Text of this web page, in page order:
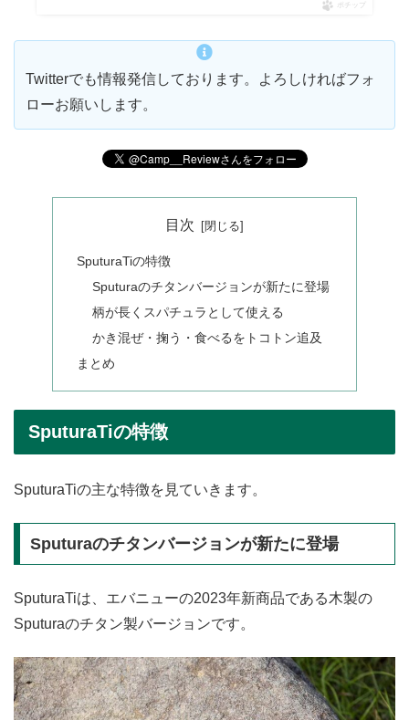
ポチップ
Twitterでも情報発信しております。よろしければフォ
ローお願いします。
目次
SputuraTiの特徴
Sputuraのチタンバージョンが新たに登場
柄が長くスパチュラとして使える
かき混ぜ・掬う・食べるをトコトン追及
まとめ
SputuraTiの特徴
SputuraTiの主な特徴を見ていきます。
Sputuraのチタンバージョンが新たに登場
SputuraTiは、エバニューの2023年新商品である木製の
Sputuraのチタン製バージョンです。